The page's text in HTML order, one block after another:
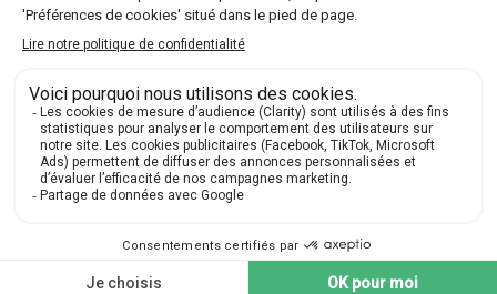
à planifier des conseils génétiques appropriés et
adéquats.
Imaginez travailler dans une forêt tropicale où une
espèce rare de papillons se reproduit aisément,
subitement menacée par un changement
environnemental tel que la déforestation locale. Une
observation révèlait auparavant près de 40% des
En analysant les données relatives à ces papillons et en
les confrontant au cadre Hardy-Weinberg, de précieux